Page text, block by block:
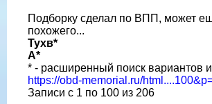
Подборку сделал по ВПП, может
похожего...
Тухв*
А*
* - расширенный поиск вариантов
https://obd-memorial.ru/
Записи с 1 по 100 из 206